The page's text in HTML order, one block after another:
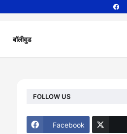
बॉलीवुड
FOLLOW US
Facebook